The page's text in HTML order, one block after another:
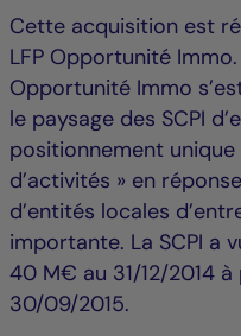
Cette acquisition est
LFP Opportunité Immo.
Opportunité Immo
le paysage des SCPI
positionnement
d’activités » en
d’entités locales
importante. La SCPI a
40 M€ au 31/12/2014
30/09/2015.